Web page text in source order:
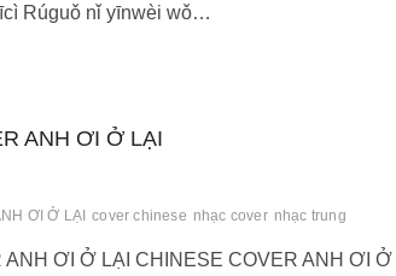
Rúguǒ nǐ yīnwèi wǒ…
ANH ƠI Ở LẠI
ƠI Ở LẠI cover chinese nhạc cover nhạc trung
ANH ƠI Ở LẠI CHINESE COVER ANH ƠI Ở